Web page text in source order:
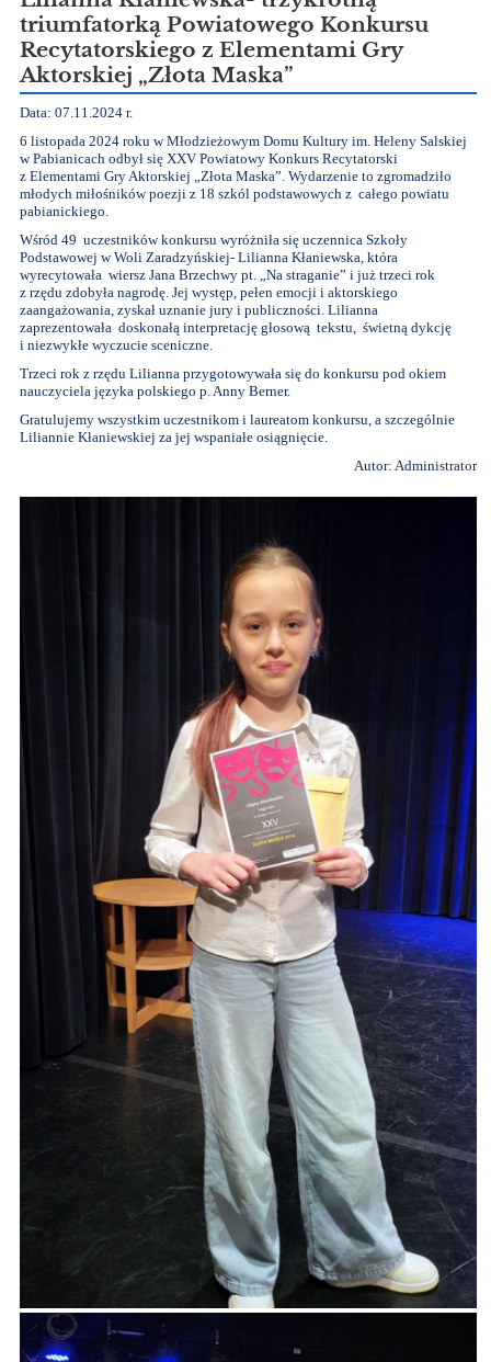
triumfatorką Powiatowego Konkursu
Recytatorskiego z Elementami Gry
Aktorskiej „Złota Maska”
Data: 07.11.2024 r.
6 listopada 2024 roku w Młodzieżowym Domu Kultury im. Heleny Salskiej
w Pabianicach odbył się XXV Powiatowy Konkurs Recytatorski
z Elementami Gry Aktorskiej „Złota Maska”. Wydarzenie to zgromadziło
młodych miłośników poezji z 18 szkól podstawowych z całego powiatu
pabianickiego.
Wśród 49 uczestników konkursu wyróżniła się uczennica Szkoły
Podstawowej w Woli Zaradzyńskiej- Lilianna Kłaniewska, która
wyrecytowała wiersz Jana Brzechwy pt. „Na straganie” i już trzeci rok
z rzędu zdobyła nagrodę. Jej występ, pełen emocji i aktorskiego
zaangażowania, zyskał uznanie jury i publiczności. Lilianna
zaprezentowała doskonałą interpretację głosową tekstu, świetną dykcję
i niezwykłe wyczucie sceniczne.
Trzeci rok z rzędu Lilianna przygotowywała się do konkursu pod okiem
nauczyciela języka polskiego p. Anny Berner.
Gratulujemy wszystkim uczestnikom i laureatom konkursu, a szczególnie
Liliannie Kłaniewskiej za jej wspaniałe osiągnięcie.
Autor: Administrator